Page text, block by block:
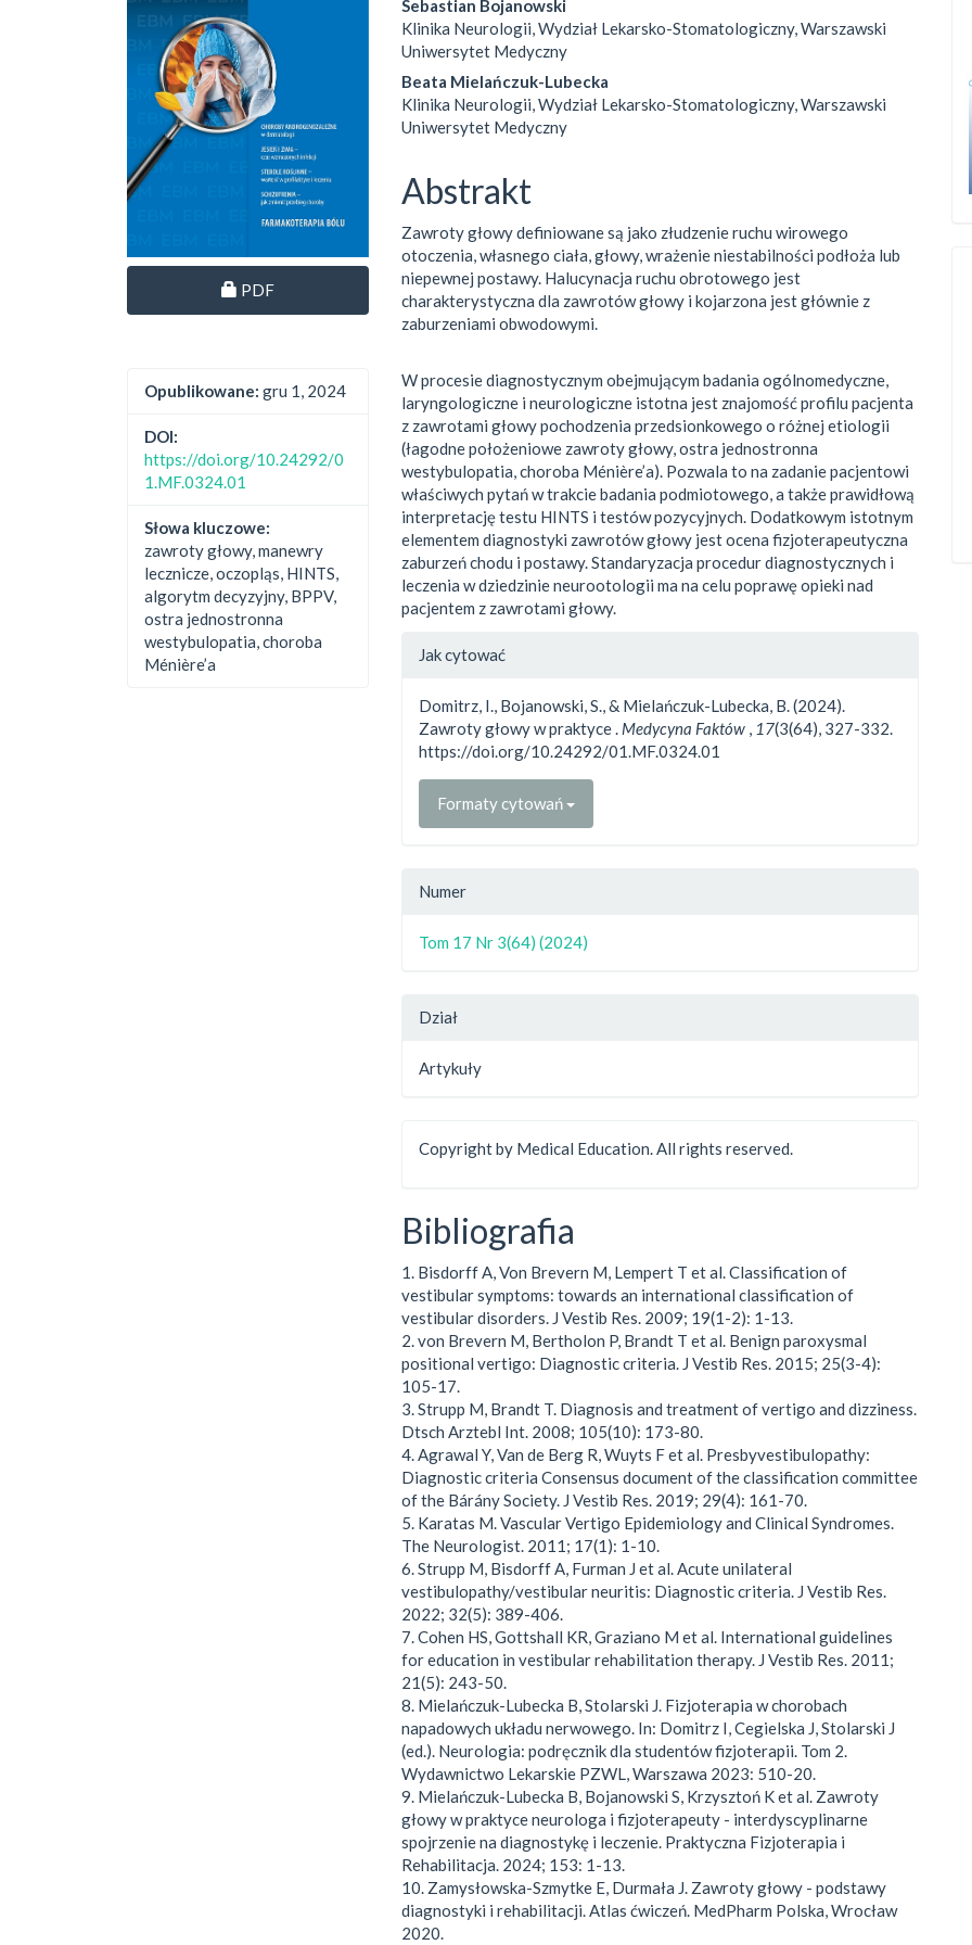
Dostęp przez subskrypcję
PDF
Opublikowane: gru 1, 2024
DOI:
https://doi.org/10.24292/0
1.MF.0324.01
Słowa kluczowe:
zawroty głowy, manewry
lecznicze, oczopląs, HINTS,
algorytm decyzyjny, BPPV,
ostra jednostronna
westybulopatia, choroba
Ménière’a
Sebastian Bojanowski
Klinika Neurologii, Wydział Lekarsko-Stomatologiczny, Warszawski
Uniwersytet Medyczny
Beata Mielańczuk-Lubecka
Klinika Neurologii, Wydział Lekarsko-Stomatologiczny, Warszawski
Uniwersytet Medyczny
Abstrakt
Zawroty głowy definiowane są jako złudzenie ruchu wirowego
otoczenia, własnego ciała, głowy, wrażenie niestabilności podłoża lub
niepewnej postawy. Halucynacja ruchu obrotowego jest
charakterystyczna dla zawrotów głowy i kojarzona jest głównie z
zaburzeniami obwodowymi.
W procesie diagnostycznym obejmującym badania ogólnomedyczne,
laryngologiczne i neurologiczne istotna jest znajomość profilu pacjenta
z zawrotami głowy pochodzenia przedsionkowego o różnej etiologii
(łagodne położeniowe zawroty głowy, ostra jednostronna
westybulopatia, choroba Ménière’a). Pozwala to na zadanie pacjentowi
właściwych pytań w trakcie badania podmiotowego, a także prawidłową
interpretację testu HINTS i testów pozycyjnych. Dodatkowym istotnym
elementem diagnostyki zawrotów głowy jest ocena fizjoterapeutyczna
zaburzeń chodu i postawy. Standaryzacja procedur diagnostycznych i
leczenia w dziedzinie neurootologii ma na celu poprawę opieki nad
pacjentem z zawrotami głowy.
Jak cytować
Domitrz, I., Bojanowski, S., & Mielańczuk-Lubecka, B. (2024).
Zawroty głowy w praktyce . Medycyna Faktów , 17(3(64), 327-332.
https://doi.org/10.24292/01.MF.0324.01
Formaty cytowań
Numer
Tom 17 Nr 3(64) (2024)
Dział
Artykuły
Copyright by Medical Education. All rights reserved.
Bibliografia
1. Bisdorff A, Von Brevern M, Lempert T et al. Classification of
vestibular symptoms: towards an international classification of
vestibular disorders. J Vestib Res. 2009; 19(1-2): 1-13.
2. von Brevern M, Bertholon P, Brandt T et al. Benign paroxysmal
positional vertigo: Diagnostic criteria. J Vestib Res. 2015; 25(3-4):
105-17.
3. Strupp M, Brandt T. Diagnosis and treatment of vertigo and dizziness.
Dtsch Arztebl Int. 2008; 105(10): 173-80.
4. Agrawal Y, Van de Berg R, Wuyts F et al. Presbyvestibulopathy:
Diagnostic criteria Consensus document of the classification committee
of the Bárány Society. J Vestib Res. 2019; 29(4): 161-70.
5. Karatas M. Vascular Vertigo Epidemiology and Clinical Syndromes.
The Neurologist. 2011; 17(1): 1-10.
6. Strupp M, Bisdorff A, Furman J et al. Acute unilateral
vestibulopathy/vestibular neuritis: Diagnostic criteria. J Vestib Res.
2022; 32(5): 389-406.
7. Cohen HS, Gottshall KR, Graziano M et al. International guidelines
for education in vestibular rehabilitation therapy. J Vestib Res. 2011;
21(5): 243-50.
8. Mielańczuk-Lubecka B, Stolarski J. Fizjoterapia w chorobach
napadowych układu nerwowego. In: Domitrz I, Cegielska J, Stolarski J
(ed.). Neurologia: podręcznik dla studentów fizjoterapii. Tom 2.
Wydawnictwo Lekarskie PZWL, Warszawa 2023: 510-20.
9. Mielańczuk-Lubecka B, Bojanowski S, Krzysztoń K et al. Zawroty
głowy w praktyce neurologa i fizjoterapeuty - interdyscyplinarne
spojrzenie na diagnostykę i leczenie. Praktyczna Fizjoterapia i
Rehabilitacja. 2024; 153: 1-13.
10. Zamysłowska-Szmytke E, Durmała J. Zawroty głowy - podstawy
diagnostyki i rehabilitacji. Atlas ćwiczeń. MedPharm Polska, Wrocław
2020.